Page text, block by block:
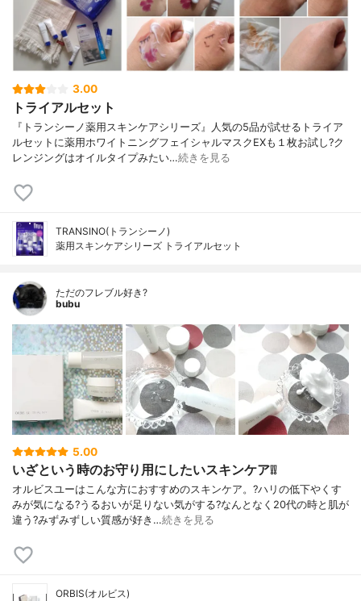
3.00
トライアルセット
『トランシーノ薬用スキンケアシリーズ』人気の5品が試せるトライア
ルセットに薬用ホワイトニングフェイシャルマスクEXも１枚お試し?ク
レンジングはオイルタイプみたい…続きを見る
TRANSINO(トランシーノ)
薬用スキンケアシリーズ トライアルセット
ただのフレブル好き?
bubu
5.00
いざという時のお守り用にしたいスキンケア❕❕
オルビスユーはこんな方におすすめのスキンケア。?ハリの低下やくす
みが気になる?うるおいが足りない気がする?なんとなく20代の時と肌が
違う?みずみずしい質感が好き…続きを見る
ORBIS(オルビス)